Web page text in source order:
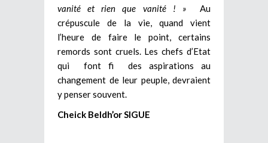
vanité et rien que vanité ! » Au
crépuscule de la vie, quand vient
l’heure de faire le point, certains
remords sont cruels. Les chefs d’Etat
qui font fi des aspirations au
changement de leur peuple, devraient
y penser souvent.
Cheick Beldh’or SIGUE